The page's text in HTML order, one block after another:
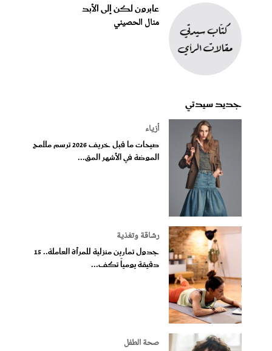
عابرون لكن إلى الأبد
منال الحصيني
جديد سيدتي
أزياء
صيحات ما قبل خريف 2026 ترسم ملامح
الموضة في الأشهر المق...
رشاقة وتغذية
جدول تمارين منزلية للمرأة العاملة.. 15
دقيقة يومياً تكف...
صحة الطفل